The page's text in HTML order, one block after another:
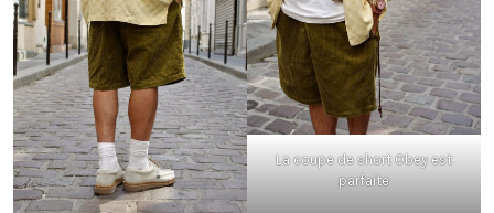
La coupe de short Obey est
parfaite